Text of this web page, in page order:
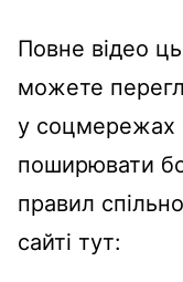
Повне відео
можете
у
поширювати
правил
сайті тут: